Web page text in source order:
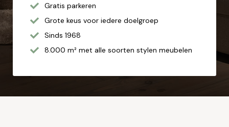
Gratis parkeren
Grote keus voor iedere doelgroep
Sinds 1968
8.000 m² met alle soorten stylen meubelen